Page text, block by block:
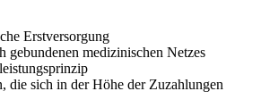
Erstversorgung
gebundenen medizinischen Netzes
die sich in der Höhe der Zuzahlungen